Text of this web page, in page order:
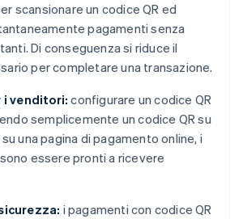
scansionare un codice QR ed
pagamenti senza
Di conseguenza si riduce il
per completare una transazione.
i venditori:configurare un codice QR
semplicemente un codice QR su
una pagina di pagamento online, i
essere pronti a ricevere
i pagamenti con codice QR